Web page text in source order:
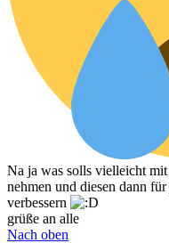
Na ja was solls vielleicht
nehmen und diesen dann
verbessern
grüße an alle
Nach oben